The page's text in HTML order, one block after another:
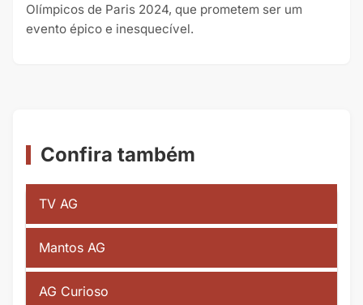
Olímpicos de Paris 2024, que prometem ser um
evento épico e inesquecível.
Confira também
TV AG
Mantos AG
AG Curioso